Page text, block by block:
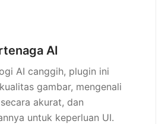
AI
AI canggih, plugin ini
gambar, mengenali
akurat, dan
untuk keperluan UI.